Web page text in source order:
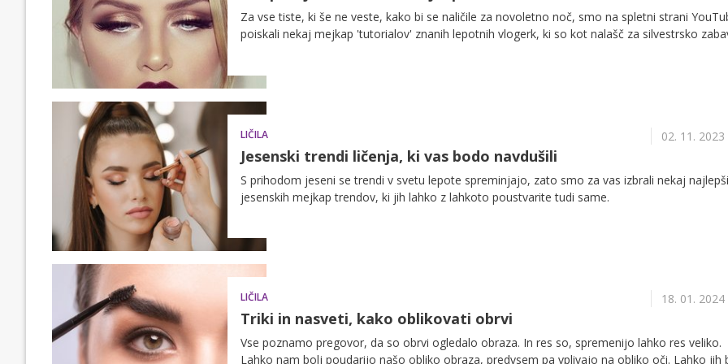
Za vse tiste, ki še ne veste, kako bi se naličile za novoletno noč, smo na spletni strani
poiskali nekaj mejkap 'tutorialov' znanih lepotnih vlogerk, ki so kot nalašč za silvestrsko
LIČILA 02. 11. 2023
Jesenski trendi ličenja, ki vas bodo navdušili
S prihodom jeseni se trendi v svetu lepote spreminjajo, zato smo za vas izbrali nekaj
jesenskih mejkap trendov, ki jih lahko z lahkoto poustvarite tudi same.
LIČILA 18. 01. 2024
Triki in nasveti, kako oblikovati obrvi
Vse poznamo pregovor, da so obrvi ogledalo obraza. In res so, spremenijo lahko res veliko.
Lahko nam bolj poudarijo našo obliko obraza, predvsem pa vplivajo na obliko oči. Lahko jih